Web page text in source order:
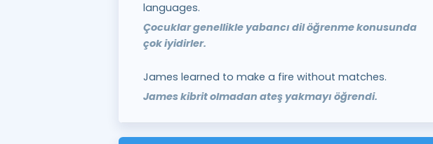
languages.
Çocuklar genellikle yabancı dil öğrenme konusunda
çok iyidirler.
James learned to make a fire without matches.
James kibrit olmadan ateş yakmayı öğrendi.